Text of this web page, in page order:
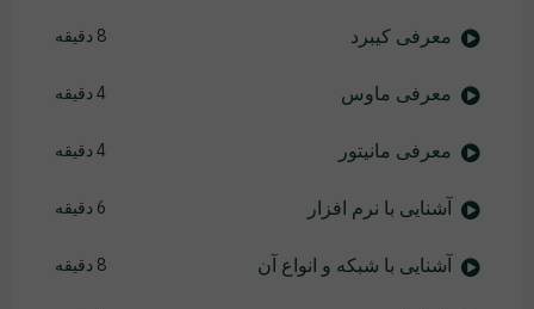
معرفی کیبرد 8 دقیقه
معرفی ماوس 4 دقیقه
معرفی مانیتور 4 دقیقه
آشنایی با نرم افزار 6 دقیقه
آشنایی با شبکه و انواع آن 8 دقیقه